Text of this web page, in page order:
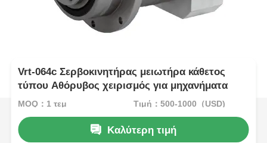
Vrt-064c Σερβοκινητήρας μειωτήρα κάθετος
τύπου Αθόρυβος χειρισμός για μηχανήματα
MOQ：1 τεμ Τιμή：500-1000（USD)
Καλύτερη τιμή